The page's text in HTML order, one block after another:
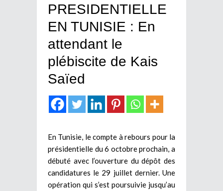
PRESIDENTIELLE
EN TUNISIE : En
attendant le
plébiscite de Kais
Saïed
En Tunisie, le compte à rebours pour la
présidentielle du 6 octobre prochain, a
débuté avec l’ouverture du dépôt des
candidatures le 29 juillet dernier. Une
opération qui s’est poursuivie jusqu’au